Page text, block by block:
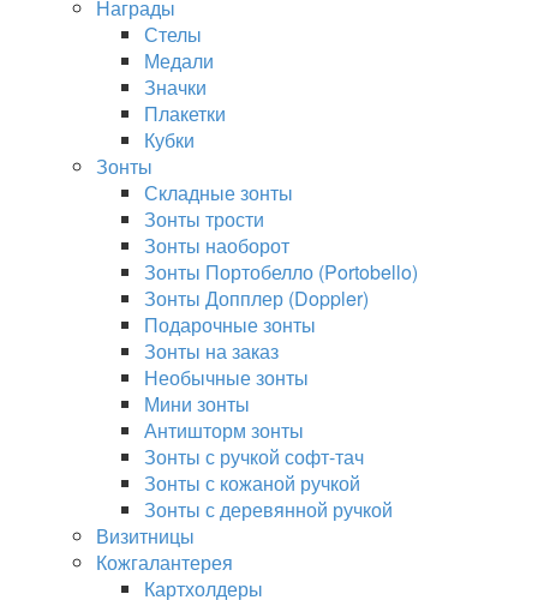
Награды
Стелы
Медали
Значки
Плакетки
Кубки
Зонты
Складные зонты
Зонты трости
Зонты наоборот
Зонты Портобелло (Portobello)
Зонты Допплер (Doppler)
Подарочные зонты
Зонты на заказ
Необычные зонты
Мини зонты
Антишторм зонты
Зонты с ручкой софт-тач
Зонты с кожаной ручкой
Зонты с деревянной ручкой
Визитницы
Кожгалантерея
Картхолдеры